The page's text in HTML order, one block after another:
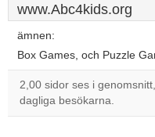
www.Abc4kids.org
ämnen:
Box Games, och Puzzle
2,00 sidor ses i
dagliga besökarna.